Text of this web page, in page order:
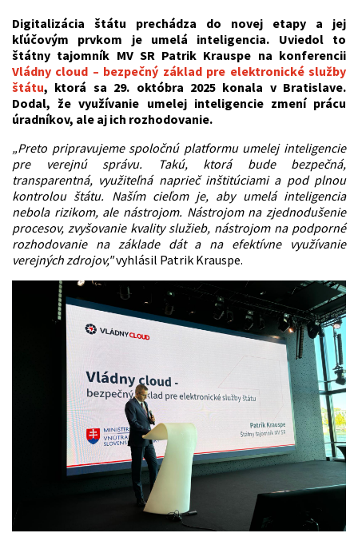
Digitalizácia štátu prechádza do novej etapy a jej
kľúčovým prvkom je umelá inteligencia. Uviedol to
štátny tajomník MV SR Patrik Krauspe na konferencii
Vládny cloud – bezpečný základ pre elektronické služby
štátu, ktorá sa 29. októbra 2025 konala v Bratislave.
Dodal, že využívanie umelej inteligencie zmení prácu
úradníkov, ale aj ich rozhodovanie.
„Preto pripravujeme spoločnú platformu umelej inteligencie
pre verejnú správu. Takú, ktorá bude bezpečná,
transparentná, využiteľná naprieč inštitúciami a pod plnou
kontrolou štátu. Naším cieľom je, aby umelá inteligencia
nebola rizikom, ale nástrojom. Nástrojom na zjednodušenie
procesov, zvyšovanie kvality služieb, nástrojom na podporné
rozhodovanie na základe dát a na efektívne využívanie
verejných zdrojov,"vyhlásil Patrik Krauspe.